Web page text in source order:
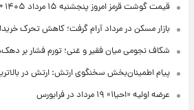
قیمت گوشت قرمز امروز پنجشنبه ۱۵ مرداد ۱۴۰۵ +جدول
بازار مسکن در مرداد آرام گرفت؛ کاهش تحرک
شکاف نجومی میان فقیر و غنی؛ تورم فشار بر
پیام اطمینان‌بخش سخنگوی ارتش: ارتش در
عرضه اولیه «احیا۱» ۱۹ مرداد در فرابورس